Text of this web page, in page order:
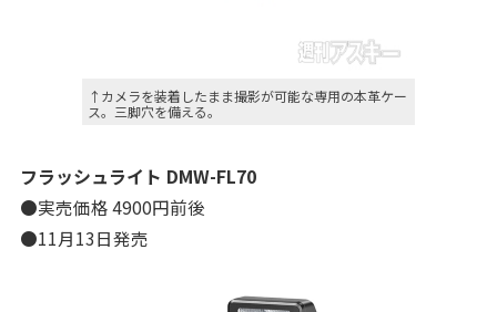
↑カメラを装着したまま撮影が可能な専用の本革ケー
ス。三脚穴を備える。
フラッシュライト DMW-FL70
●実売価格 4900円前後
●11月13日発売